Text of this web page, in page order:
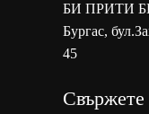
БИ ПРИТИ
Бургас,
45
Свържете